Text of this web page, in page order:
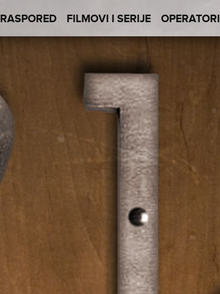
RASPORED FILMOVI I SERIJE OPERATORI